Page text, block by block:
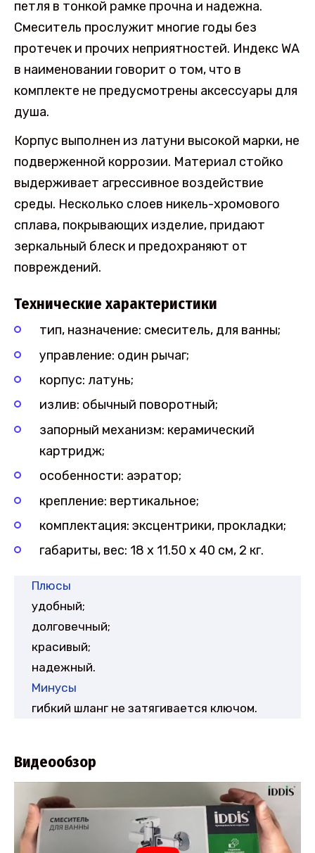
петля в тонкой рамке прочна и надежна.
Смеситель прослужит многие годы без
протечек и прочих неприятностей. Индекс WA
в наименовании говорит о том, что в
комплекте не предусмотрены аксессуары для
душа.
Корпус выполнен из латуни высокой марки, не
подверженной коррозии. Материал стойко
выдерживает агрессивное воздействие
среды. Несколько слоев никель-хромового
сплава, покрывающих изделие, придают
зеркальный блеск и предохраняют от
повреждений.
Технические характеристики
тип, назначение: смеситель, для ванны;
управление: один рычаг;
корпус: латунь;
излив: обычный поворотный;
запорный механизм: керамический
картридж;
особенности: аэратор;
крепление: вертикальное;
комплектация: эксцентрики, прокладки;
габариты, вес: 18 х 11.50 х 40 см, 2 кг.
Плюсы
удобный;
долговечный;
красивый;
надежный.
Минусы
гибкий шланг не затягивается ключом.
Видеообзор